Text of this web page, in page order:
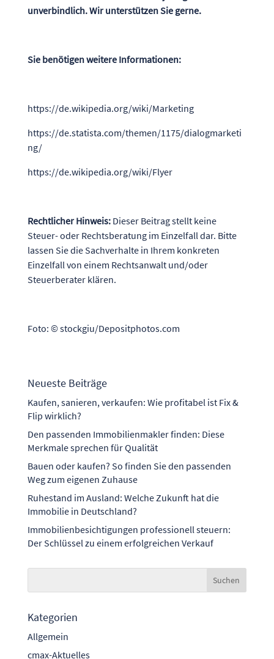
unverbindlich. Wir unterstützen Sie gerne.
Sie benötigen weitere Informationen:
https://de.wikipedia.org/wiki/Marketing
https://de.statista.com/themen/1175/dialogmarketi
ng/
https://de.wikipedia.org/wiki/Flyer
Rechtlicher Hinweis:Dieser Beitrag stellt keine
Steuer- oder Rechtsberatung im Einzelfall dar. Bitte
lassen Sie die Sachverhalte in Ihrem konkreten
Einzelfall von einem Rechtsanwalt und/oder
Steuerberater klären.
Foto: © stockgiu/Depositphotos.com
Neueste Beiträge
Kaufen, sanieren, verkaufen: Wie profitabel ist Fix &
Flip wirklich?
Den passenden Immobilienmakler finden: Diese
Merkmale sprechen für Qualität
Bauen oder kaufen? So finden Sie den passenden
Weg zum eigenen Zuhause
Ruhestand im Ausland: Welche Zukunft hat die
Immobilie in Deutschland?
Immobilienbesichtigungen professionell steuern:
Der Schlüssel zu einem erfolgreichen Verkauf
Kategorien
Allgemein
cmax-Aktuelles